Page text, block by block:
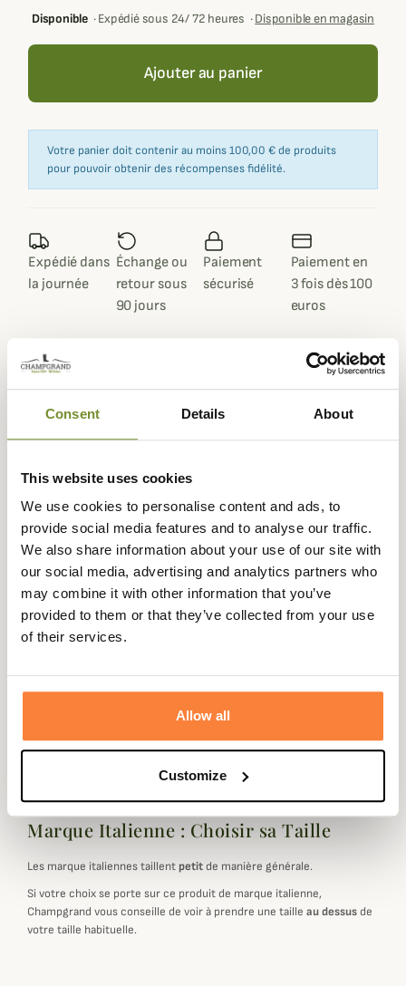
Consent Details About
This website uses cookies
We use cookies to personalise content and ads, to
provide social media features and to analyse our traffic.
We also share information about your use of our site with
our social media, advertising and analytics partners who
may combine it with other information that you’ve
provided to them or that they’ve collected from your use
of their services.
Allow all
Customize
Disponible·Expédié sous 24/ 72 heures ·Disponible en magasin
Ajouter au panier
Votre panier doit contenir au moins 100,00 € de produits
pour pouvoir obtenir des récompenses fidélité.
Expédié dans
la journée
Échange ou
retour sous
90 jours
Paiement
sécurisé
Paiement en
3 fois dès 100
euros
Description
balles de confection italienne.
Sa conception en loden offre robustesse et déperlance
face à la pluie. La pochette est dotée d'une ouverture
silencieuse et peut se porter à la ceinture grâce à son
passant.
Fiche technique
Pays de
Coloris Vert
Marque Italienne : Choisir sa Taille
Les marque italiennes taillentpetitde manière générale.
Si votre choix se porte sur ce produit de marque italienne,
Champgrand vous conseille de voir à prendre une taille au dessusde
votre taille habituelle.